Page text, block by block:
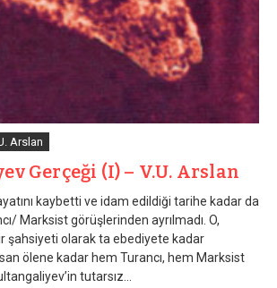
Arslan
Gerçeği (I) – V.U. Arslan
kaybetti ve idam edildiği tarihe kadar da
Marksist görüşlerinden ayrılmadı. O,
şahsiyeti olarak ta ebediyete kadar
ölene kadar hem Turancı, hem Marksist
tutarsız...